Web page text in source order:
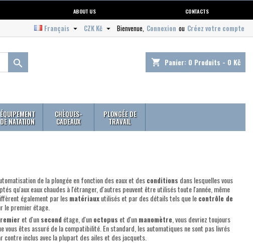
ABOUT US CONTACTS
Bienvenue, Connexion ou Créez votre compte
CZK Kč 
Français 
shopping_cart Panier: 0 Produits - 0 Kč

ÉQUIPEMENT
DE NATATION
CHÈQUES-
CADEAUX
PLONGÉE DE
TRAVAIL
de la plongée en fonction des eaux et desconditions dans lesquelles vous
qu'aux eaux chaudes à l'étranger, d'autres peuvent être utilisés toute l'année, même
également par lesmatériauxutilisés et par des détails tels que lecontrôle de
le premier étage.
et d'unsecond étage, d'unoctopus et d'unmanomètre , vous devriez toujours
êtes assuré de la compatibilité. En standard, les automatiques ne sont pas livrés
contre inclus avec la plupart des ailes et des jacquets.